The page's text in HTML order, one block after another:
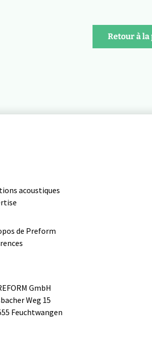
Retour à
acoustiques
de Preform
GmbH
Weg 15
Feuchtwangen